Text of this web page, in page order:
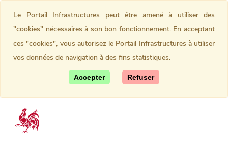
Le Portail Infrastructures peut être amené à utiliser des
"cookies" nécessaires à son bon fonctionnement. En acceptant
ces "cookies", vous autorisez le Portail Infrastructures à utiliser
vos données de navigation à des fins statistiques.
Accepter Refuser